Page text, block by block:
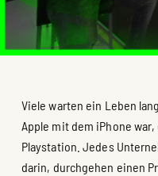
Viele warten ein Leben
Apple mit dem iPhone
Playstation. Jedes
darin, durchgehen einen